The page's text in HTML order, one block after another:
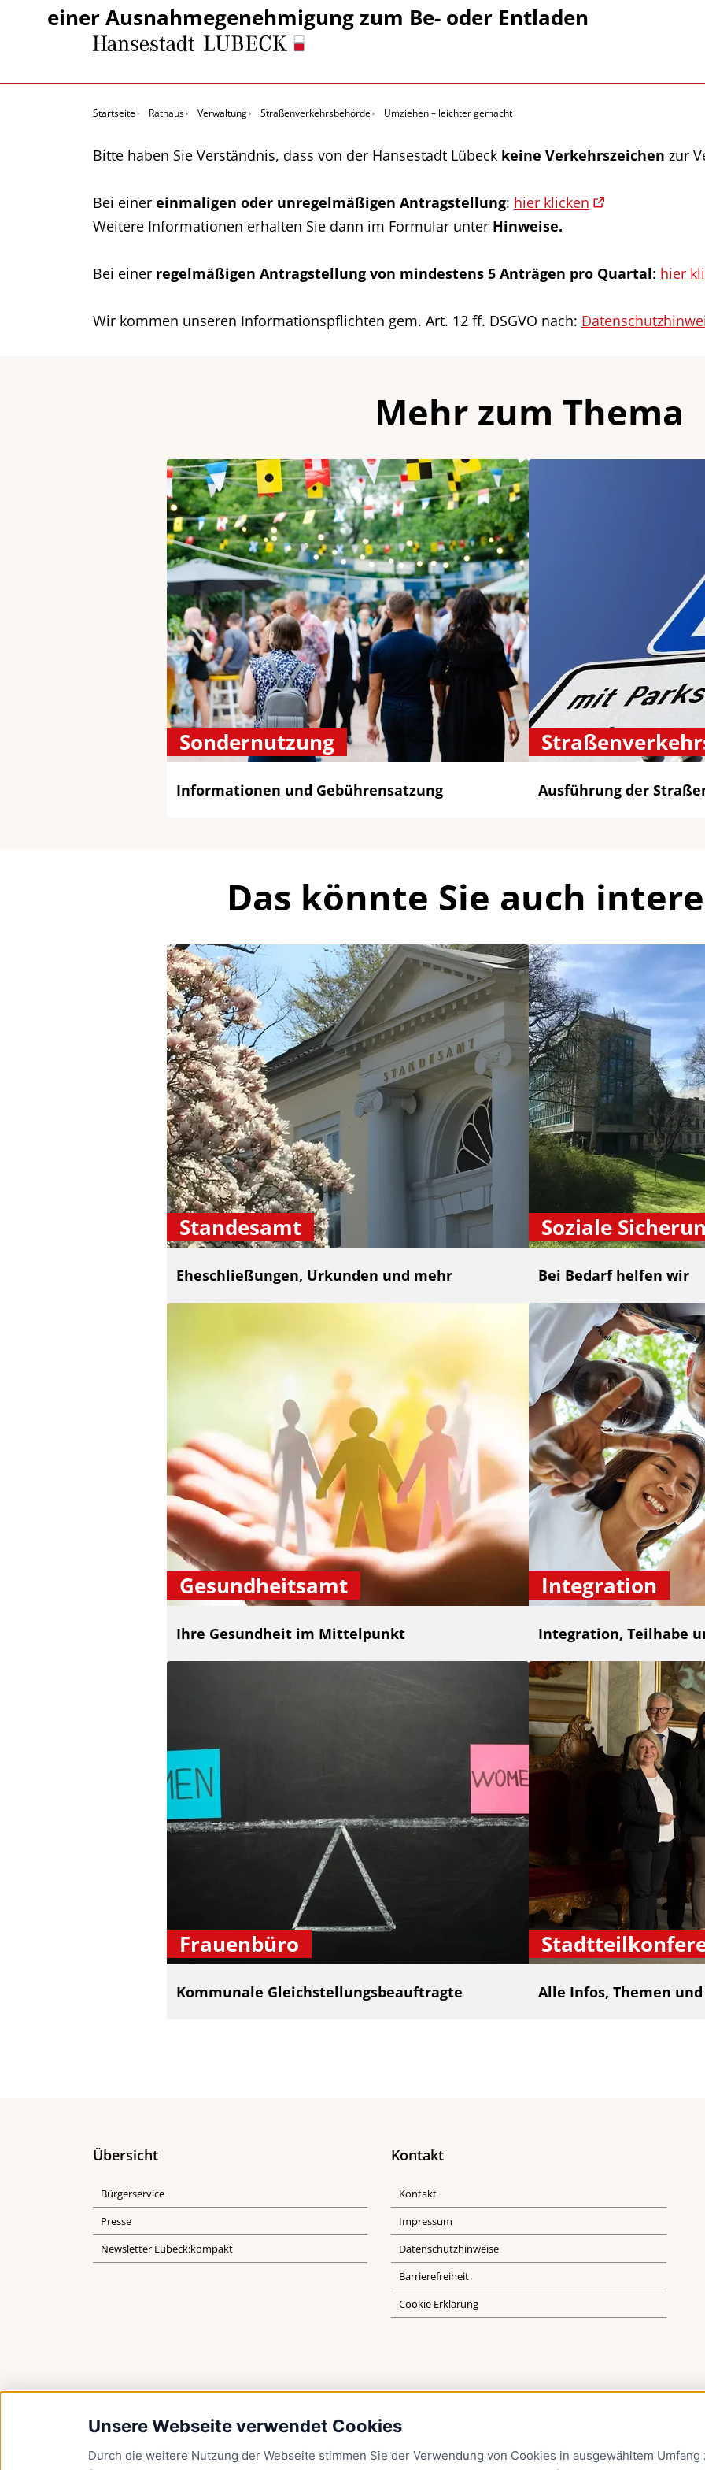
Unsere Webseite verwendet Cookies
Durch die weitere Nutzung der Webseite stimmen Sie der Verwendung von Cookies in ausgewähltem Umfang
einer Ausnahmegenehmigung zum Be- oder Entladen
Startseite Rathaus Verwaltung Straßenverkehrsbehörde Umziehen – leichter gemacht
Bitte haben Sie Verständnis, dass von der Hansestadt Lübeck keine Verkehrszeichen zur
Bei einer einmaligen oder unregelmäßigen Antragstellung: hier klicken
Weitere Informationen erhalten Sie dann im Formular unter Hinweise.
Bei einer regelmäßigen Antragstellung von mindestens 5 Anträgen pro Quartal: hier
Wir kommen unseren Informationspflichten gem. Art. 12 ff. DSGVO nach:
Mehr zum Thema
Sondernutzung
Informationen und Gebührensatzung Ausführung der
Das könnte Sie auch
Standesamt
Eheschließungen, Urkunden und mehr
Soziale
Bei Bedarf helfen wir
Gesundheitsamt
Ihre Gesundheit im Mittelpunkt
Integration
Integration, Teilhabe
Frauenbüro
Kommunale Gleichstellungsbeauftragte Alle Infos, Themen
Übersicht
Bürgerservice
Presse
Newsletter Lübeck:kompakt
Kontakt
Kontakt
Impressum
Datenschutzhinweise
Barrierefreiheit
Cookie Erklärung